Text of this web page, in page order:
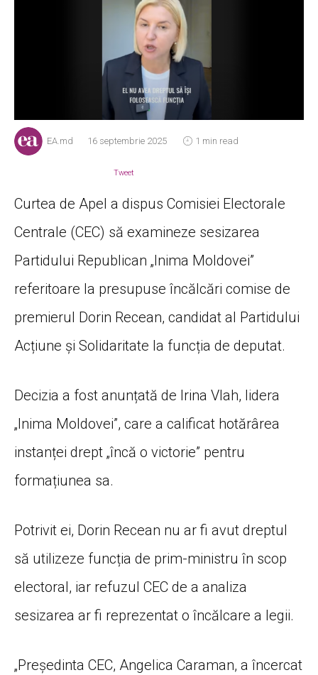
EA.md 16 septembrie 2025 1 min read
Tweet
Curtea de Apel a dispus Comisiei Electorale
Centrale (CEC) să examineze sesizarea
Partidului Republican „Inima Moldovei”
referitoare la presupuse încălcări comise de
premierul Dorin Recean, candidat al Partidului
Acțiune și Solidaritate la funcția de deputat.
Decizia a fost anunțată de Irina Vlah, lidera
„Inima Moldovei”, care a calificat hotărârea
instanței drept „încă o victorie” pentru
formațiunea sa.
Potrivit ei, Dorin Recean nu ar fi avut dreptul
să utilizeze funcția de prim-ministru în scop
electoral, iar refuzul CEC de a analiza
sesizarea ar fi reprezentat o încălcare a legii.
„Președinta CEC, Angelica Caraman, a încercat